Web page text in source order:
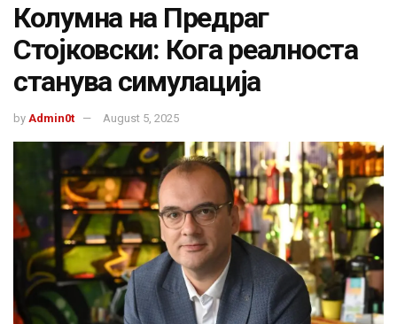
Колумна на Предраг
Стојковски: Кога реалноста
станува симулација
by Admin0t August 5, 2025